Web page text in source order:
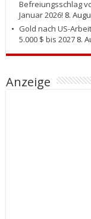
Befreiungsschlag
Januar 2026! 8.
Gold nach US-
5.000 $ bis 2027 8.
Anzeige